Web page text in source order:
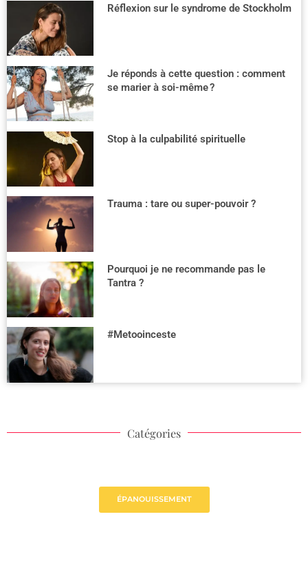
Réflexion sur le syndrome de Stockholm
Je réponds à cette question : comment
se marier à soi-même ?
Stop à la culpabilité spirituelle
Trauma : tare ou super-pouvoir ?
Pourquoi je ne recommande pas le
Tantra ?
#Metooinceste
Catégories
ÉPANOUISSEMENT